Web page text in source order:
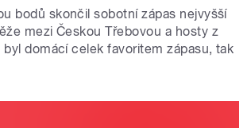
bodů skončil sobotní zápas nejvyšší
mezi Českou Třebovou a hosty z
byl domácí celek favoritem zápasu, tak